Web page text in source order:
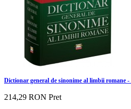
Dictionar general de sinonime al limbii romane
214,29 RON Pret